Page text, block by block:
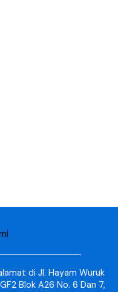
di Jl. Hayam Wuruk
Blok A26 No. 6 Dan 7,